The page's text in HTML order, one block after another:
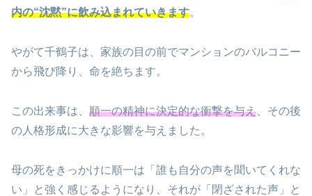
内の“沈黙”に飲み込まれていきます。
やがて千鶴子は、家族の目の前でマンションのバルコニー
から飛び降り、命を絶ちます。
この出来事は、 順一の精神に決定的な衝撃を与え 、その後
の人格形成に大きな影響を与えました。
母の死をきっかけに順一は「誰も自分の声を聞いてくれな
い」と強く感じるようになり、それが「閉ざされた声」と